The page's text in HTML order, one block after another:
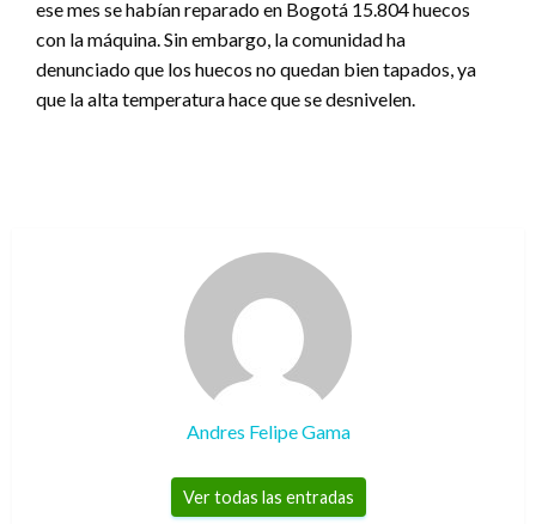
ese mes se habían reparado en Bogotá 15.804 huecos
con la máquina. Sin embargo, la comunidad ha
denunciado que los huecos no quedan bien tapados, ya
que la alta temperatura hace que se desnivelen.
Andres Felipe Gama
Ver todas las entradas